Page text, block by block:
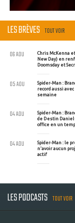
LES BRÈVES TOUT VOIR
Chris McKenna
New Day) en
Doomsday et
06 AOU
Spider-Man :
record aussi
semaine
05 AOU
Spider-Man :
de Destin Daniel
office en un
04 AOU
Spider-Man : le
n'avoir aucun
actif
04 AOU
LES PODCASTS TOUT VOIR